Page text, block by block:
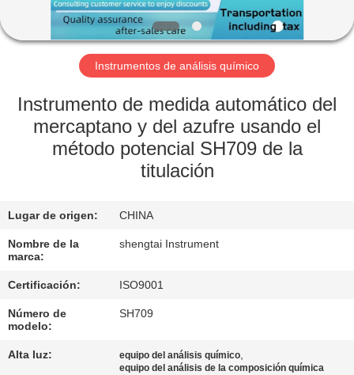
VIAJE
LA
FÁBRICA
CALIDAD
ÉNTRENOS
EN
CONTACTO
CON
Instrumentos de análisis químico
Instrumento de medida automático del
mercaptano y del azufre usando el
método potencial SH709 de la
titulación
Lugar de origen: CHINA
Nombre de la
marca:
shengtai Instrument
Certificación: ISO9001
Número de
modelo:
SH709
Alta luz: equipo del análisis químico,
equipo del análisis de la composición química